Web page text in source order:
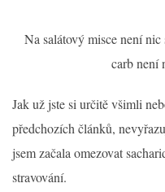
Na salátový misce není
carb není
Jak už jste si určitě všimli
předchozích článků,
jsem začala omezovat
stravování.